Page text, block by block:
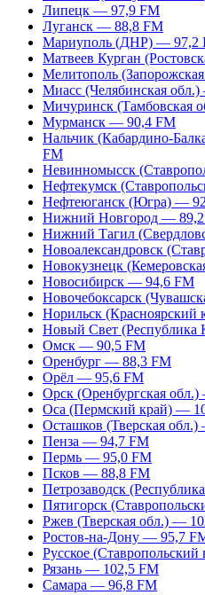
Липецк — 97,9 FM
Луганск — 88,8 FM
Мариуполь (ДНР) — 97,2
Матвеев Курган
Мелитополь
Миасс (Челябинская
Мичуринск (Тамбовская
Мурманск — 90,4 FM
Нальчик (Кабардино-
FM
Невинномысск
Нефтекумск
Нефтеюганск (Югра) —
Нижний Новгород —
Нижний Тагил
Новоалександровск
Новокузнецк
Новосибирск — 94,6 FM
Новочебоксарск
Норильск
Новый Свет
Омск — 90,5 FM
Оренбург — 88,3 FM
Орёл — 95,6 FM
Орск (Оренбургская
Оса (Пермский край) —
Осташков (Тверская
Пенза — 94,7 FM
Пермь — 95,0 FM
Псков — 88,8 FM
Петрозаводск
Пятигорск
Ржев (Тверская обл.) —
Ростов-на-Дону — 95,7
Русское
Рязань — 102,5 FM
Самара — 96,8 FM